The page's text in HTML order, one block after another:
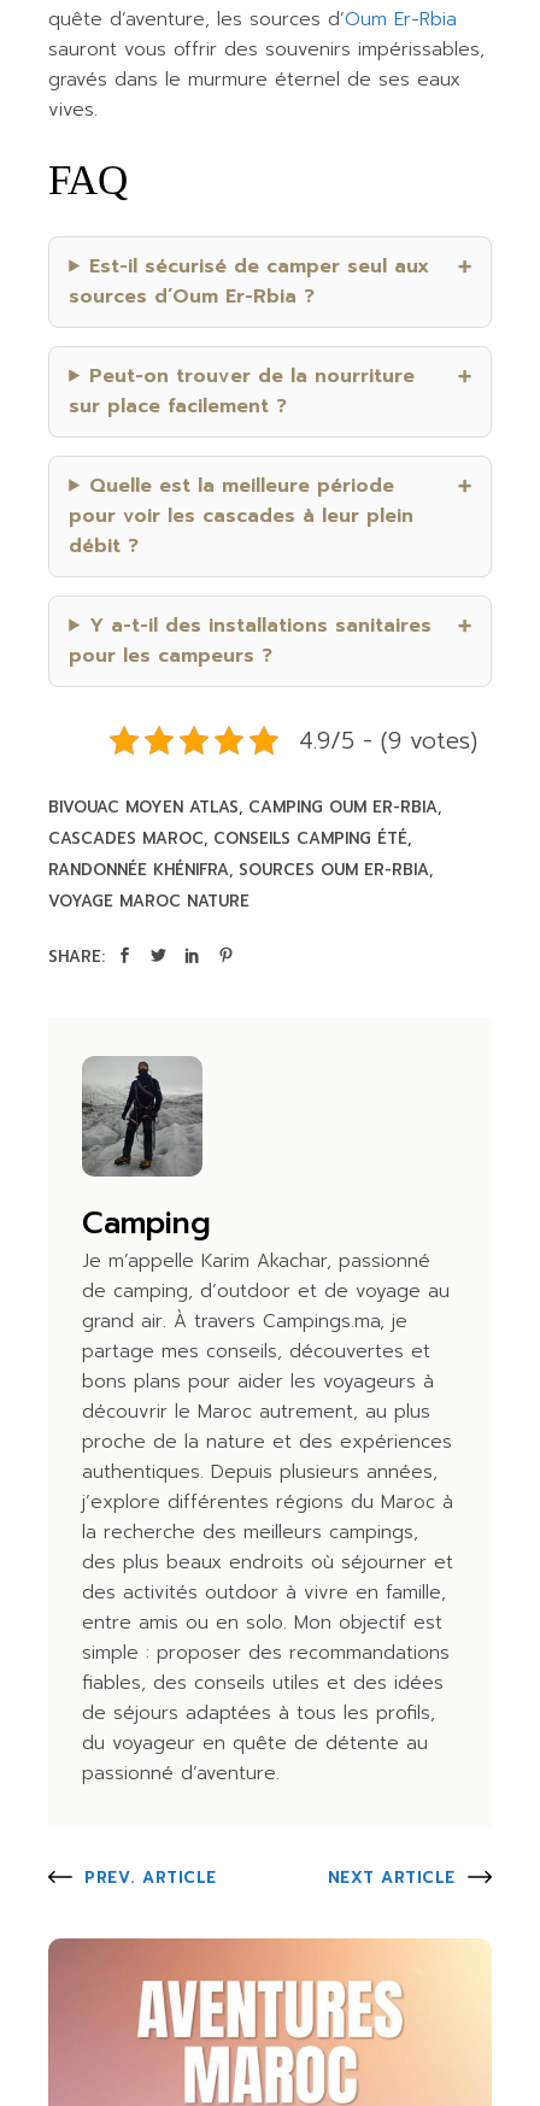
quête d’aventure, les sources d’Oum Er-Rbia
sauront vous offrir des souvenirs impérissables,
gravés dans le murmure éternel de ses eaux
vives.
FAQ
Est-il sécurisé de camper seul aux
sources d’Oum Er-Rbia ?
Peut-on trouver de la nourriture
sur place facilement ?
Quelle est la meilleure période
pour voir les cascades à leur plein
débit ?
Y a-t-il des installations sanitaires
pour les campeurs ?
4.9/5 - (9 votes)
BIVOUAC MOYEN ATLAS CAMPING OUM ER-RBIA
CASCADES MAROC CONSEILS CAMPING ÉTÉ
RANDONNÉE KHÉNIFRA SOURCES OUM ER-RBIA
VOYAGE MAROC NATURE
SHARE:
Camping
Je m’appelle Karim Akachar, passionné
de camping, d’outdoor et de voyage au
grand air. À travers Campings.ma, je
partage mes conseils, découvertes et
bons plans pour aider les voyageurs à
découvrir le Maroc autrement, au plus
proche de la nature et des expériences
authentiques. Depuis plusieurs années,
j’explore différentes régions du Maroc à
la recherche des meilleurs campings,
des plus beaux endroits où séjourner et
des activités outdoor à vivre en famille,
entre amis ou en solo. Mon objectif est
simple : proposer des recommandations
fiables, des conseils utiles et des idées
de séjours adaptées à tous les profils,
du voyageur en quête de détente au
passionné d’aventure.
PREV. ARTICLE NEXT ARTICLE